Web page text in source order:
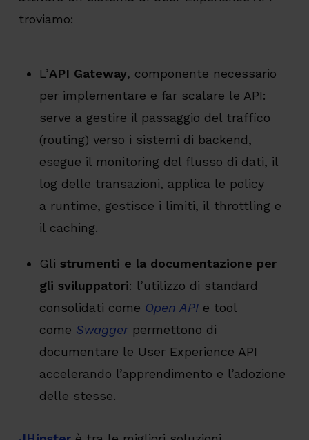
troviamo:
L’API Gateway, componente necessario
per implementare e far scalare le API:
serve a gestire il passaggio del traffico
(routing) verso i sistemi di backend,
esegue il monitoring del flusso di dati, il
log delle transazioni, applica le policy
a runtime, gestisce i limiti, il throttling e
il caching.
Gli strumenti e la documentazione per
gli sviluppatori: l’utilizzo di standard
consolidati come Open APIe tool
come Swagger permettono di
documentare le User Experience API
accelerando l’apprendimento e l’adozione
delle stesse.